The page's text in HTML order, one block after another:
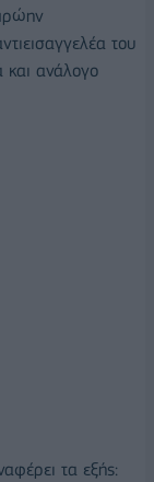
του
και ανάλογο
τα εξής: